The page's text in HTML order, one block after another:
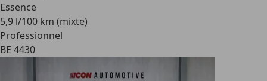
Essence
5,9 l/100 km (mixte)
Professionnel
BE 4430